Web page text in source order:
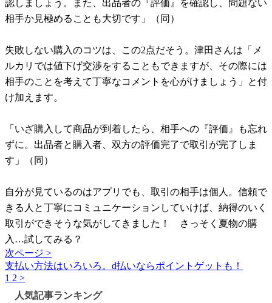
認しましょう。また、出品者の『評価』を確認し、問題ない
相手か見極めることも大切です」（同）
失敗しない購入のコツは、この2点だそう。津田さんは「メ
ルカリでは値下げ交渉をすることもできますが、その際には
相手のことを考えて丁寧なコメントを心がけましょう」と付
け加えます。
「いざ購入して商品が到着したら、相手への『評価』も忘れ
ずに。出品者と購入者、双方の評価完了で取引が完了しま
す」（同）
自分が見ているのはアプリでも、取引の相手は個人。信頼で
きる人と丁寧にコミュニケーションしていけば、納得のいく
取引ができそうな気がしてきました！ さっそく夏物の購
入…試してみる？
次ページ >
支払い方法はいろいろ。d払いならポイントゲットも！
1 2 >
人気記事ランキング